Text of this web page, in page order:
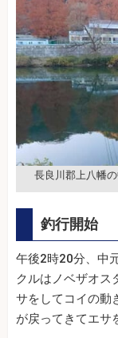
長良川郡上八幡
釣行開始
午後2時20分、中
クルはノベザオス
サをしてコイの動
が戻ってきてエサ